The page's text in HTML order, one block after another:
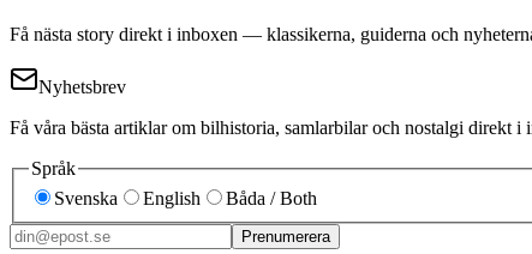
Få nästa story direkt i inboxen — klassikerna, guiderna och
Nyhetsbrev
Få våra bästa artiklar om bilhistoria, samlarbilar och nostalgi direkt
Språk
Svenska
English Båda / Both
Prenumerera